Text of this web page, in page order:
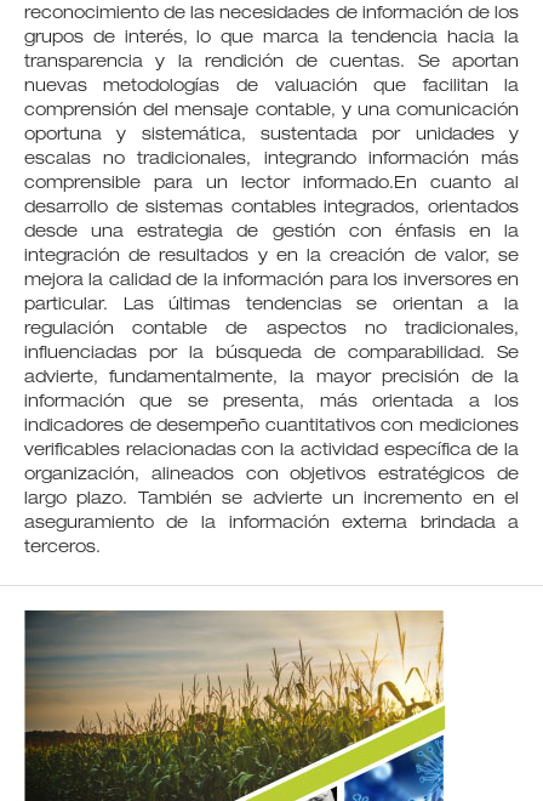
reconocimiento de las necesidades de información de los
grupos de interés, lo que marca la tendencia hacia la
transparencia y la rendición de cuentas. Se aportan
nuevas metodologías de valuación que facilitan la
comprensión del mensaje contable, y una comunicación
oportuna y sistemática, sustentada por unidades y
escalas no tradicionales, integrando información más
comprensible para un lector informado.En cuanto al
desarrollo de sistemas contables integrados, orientados
desde una estrategia de gestión con énfasis en la
integración de resultados y en la creación de valor, se
mejora la calidad de la información para los inversores en
particular. Las últimas tendencias se orientan a la
regulación contable de aspectos no tradicionales,
influenciadas por la búsqueda de comparabilidad. Se
advierte, fundamentalmente, la mayor precisión de la
información que se presenta, más orientada a los
indicadores de desempeño cuantitativos con mediciones
verificables relacionadas con la actividad específica de la
organización, alineados con objetivos estratégicos de
largo plazo. También se advierte un incremento en el
aseguramiento de la información externa brindada a
terceros.